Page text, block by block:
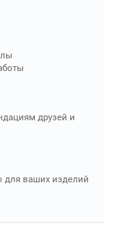
друзей и
для ваших изделий